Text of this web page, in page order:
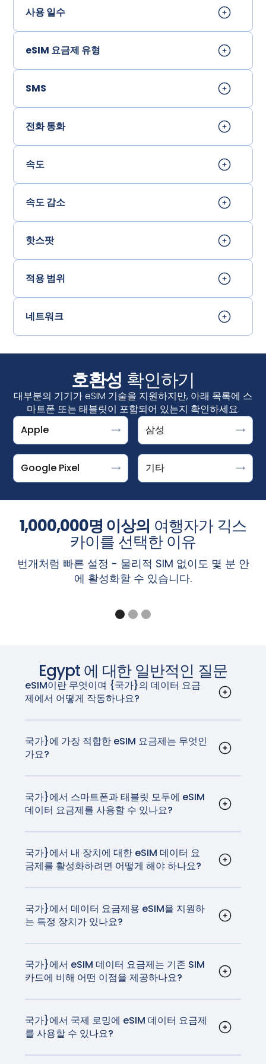
사용 일수
eSIM 요금제 유형
SMS
전화 통화
속도
속도 감소
핫스팟
적용 범위
네트워크
iPhone
iPhone XS, iPhone XS Max, iPhone XR 및 이후 버
전
다. 홍콩 및 마카오에서는 일부 iPhone 모델에 eSIM이 제공
됩니다.
설정 > 셀룰러화면에서 'eSIM 추가 ' 옵션이 표시되
면 iPhone이 eSIM을 지원하는 것입니다.
참고: 설정 > 일반 > 정보 화면의 '이동 통신사 잠금' 섹션에
iPad Pro 12.9인치(3~6세대) Wi-Fi + 셀룰러
iPad Pro 11인치(M4) Wi-Fi + 셀룰러*
iPad Pro 11인치(1~4세대) Wi-Fi + 셀룰러
iPad Air 11인치(M2) Wi-Fi + 셀룰러*
iPad Air(3~5세대) Wi-Fi + 셀룰러
iPad mini(5세대 및 6세대) Wi-Fi + 셀룰러
* iPad Pro(M4) Wi-Fi + 셀룰러 및 iPad Air(M2) Wi-Fi +
셀룰러 모델은 eSIM으로 활성화되며 실제 SIM 카드가 없습
설정 > 연결 > SIM 관리자↪f_200D↩
↪f_200D↩에서 "eSIM 추가"가 표시되면 기기가 eSIM을 지
원하는 것입니다.
갤럭시 S25/S25+/S25 울트라, 갤럭시
울트라, 갤럭시 S21/S21+/S21 울트라, 갤럭시
S20/S20+/S20 울트라, 갤럭시 S20/S20+/S20 울
갤럭시 Z 폴드7 / 플립7, 갤럭시 Z 폴드6 / 플립6,
갤럭시 Z 폴드5 / Z 플립5, 갤럭시 Z 폴드4 / 플립
4, 갤럭시 Z 폴드3 / 플립3, 갤럭시 Z 폴드2, 갤럭시
갤럭시 노트20 / 노트20 울트라
갤럭시 탭 S10+/S10 울트라, 갤럭시 탭 S9/S9+/S9
울트라, 갤럭시 탭 S9 FE/S9 FE+, 갤럭시 탭 액티브
5
참고: 배송 국가에 따라 위에 나열된 단말기라도 eSIM이 지
원되지 않을 수 있습니다. 사용 중인 디바이스가 해당 지역에
서 이 기능을 지원하는지 제조업체에 문의하세요.
"Download a SIM instead?"라는 메시지가 표시되면
Google Pixel은 eSIM을 사용할 수 있는 기기입니다. 설정 >
네트워크 및 인터넷 > SIM +를 탭한 후 옵션을 선택하세요.
Pixel 8, 8a, 8 Pro
Pixel 7, 7a, 7 Pro
Pixel Fold
Pixel 6, 6a, 6 Pro
Pixel 5, 5a
의 Pixel 3a는 eSIM과 호환되지 않습니다.)
음).
Pixel 2, Pixel 2 XL(Google Fi 서비스로 구매한 휴
대전화에 한함)
동통신사(Sprint 및 Google Fi 제외)에서 구입한 Pixel 3는
eSIM과 함께 작동하지 않습니다.
과 호환되지 않습니다.
DOOGEE V30 지원 ESIM
Fairphone 4
Honor Magic 4 Pro
‍MicrosoftSurface Pro X
Planet Cosmo Communicator
Planet Gemini PDA - 4G+WiFi
Rakuten Mini, 빅, 빅-S, 핸드, 핸드 5G
Sharp Aquos Sense6s, Aquos Wish
Sony Xperia 1 IV, Xperia 10 III Lite, Xperia 10 IV
호환성 확인하기
대부분의 기기가 eSIM 기술을 지원하지만, 아래 목록에 스
마트폰 또는 태블릿이 포함되어 있는지 확인하세요.
Apple
삼성
Google Pixel 기타
1,000,000명 이상의 여행자가 긱스
카이를 선택한 이유
번개처럼 빠른 설정 - 물리적 SIM 없이도 몇 분 안
에 활성화할 수 있습니다.
Egypt에 대한 일반적인 질문
eSIM이란 무엇이며 {국가}의 데이터 요금
제에서 어떻게 작동하나요?
일 데이터 요금제를 활성화할 수 있습니다. 국가}에
서는 다양한 이동 통신사에서 eSIM을 지원합니다.
습니다. 요즘 새로 구입하는 거의 모든 휴대폰에는
eSIM 기술이 탑재되어 있습니다.
국가}에 가장 적합한 eSIM 요금제는 무엇인
가요?
술을 사용하며, 현지 요금보다 훨씬 저렴한 가격으로
가장 빠르고 안정적인 네트워크에서 서핑을 즐길 수
국가}에서 스마트폰과 태블릿 모두에 eSIM
데이터 요금제를 사용할 수 있나요?
양한 기기에서 사용할 수 있습니다. 호환되는 전체
디바이스 목록은여기에서확인할 수 있습니다.
국가}에서 내 장치에 대한 eSIM 데이터 요
금제를 활성화하려면 어떻게 해야 하나요?
Android 활성화 지침은여기에서확인할 수 있습니
다.
국가}에서 데이터 요금제용 eSIM을 지원하
는 특정 장치가 있나요?
또한 일부 태블릿과 스마트워치도 호환됩니다.
국가}에서 eSIM 데이터 요금제는 기존 SIM
카드에 비해 어떤 이점을 제공하나요?
사를 변경할 수 있습니다.
국가}에서 국제 로밍에 eSIM 데이터 요금제
를 사용할 수 있나요?